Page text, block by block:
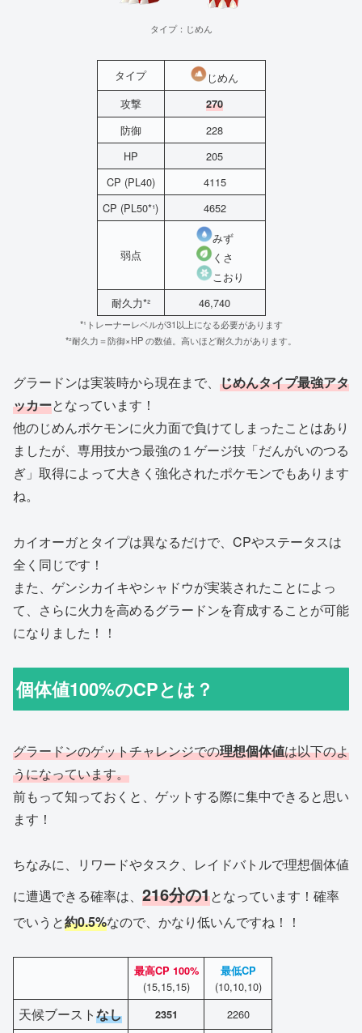
タイプ：じめん
タイプ
じめん
攻撃
270
防御
228
HP
205
CP (PL40)
4115
CP (PL50*¹)
4652
弱点
みず
くさ
こおり
耐久力*²
46,740
*¹トレーナーレベルが31以上になる必要があります
*²耐久力＝防御×HP の数値。高いほど耐久力があります。
グラードンは実装時から現在まで、 じめんタイプ最強アタ
ッカーとなっています！
他のじめんポケモンに火力面で負けてしまったことはあり
ましたが、専用技かつ最強の１ゲージ技「だんがいのつる
ぎ」取得によって大きく強化されたポケモンでもあります
ね。
カイオーガとタイプは異なるだけで、CPやステータスは
全く同じです！
また、ゲンシカイキやシャドウが実装されたことによっ
て、さらに火力を高めるグラードンを育成することが可能
になりました！！
個体値100%のCPとは？
グラードンのゲットチャレンジでの理想個体値は以下のよ
うになっています。
前もって知っておくと、ゲットする際に集中できると思い
ます！
ちなみに、リワードやタスク、レイドバトルで理想個体値
に遭遇できる確率は、 216分の1となっています！確率
でいうと約0.5%なので、かなり低いんですね！！
最高CP 100%
(15,15,15)
最低CP
(10,10,10)
天候ブーストなし 2351 2260